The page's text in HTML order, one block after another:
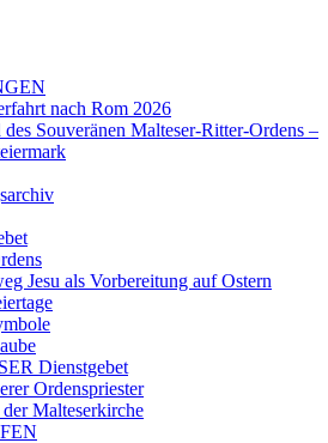
nach Rom 2026
Souveränen Malteser-Ritter-Ordens –
Jesu als Vorbereitung auf Ostern
Dienstgebet
Ordenspriester
Malteserkirche